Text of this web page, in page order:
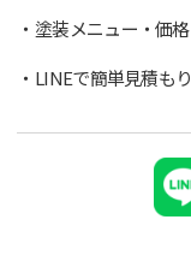
塗装メニュー・価格
LINEで簡単見積もり